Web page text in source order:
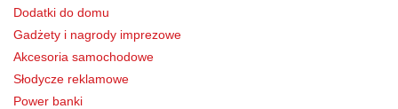
Dodatki do domu
Gadżety i nagrody imprezowe
Akcesoria samochodowe
Słodycze reklamowe
Power banki